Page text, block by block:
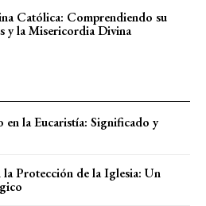
Católica: Comprendiendo su
y la Misericordia Divina
la Eucaristía: Significado y
la Protección de la Iglesia: Un